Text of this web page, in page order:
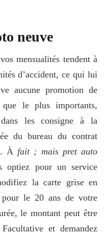
neuve
mensualités tendent à
d’accident, ce qui lui
aucune promotion de
le plus importants,
les consigne à la
du bureau du contrat
À fait ; mais pret auto
optiez pour un service
la carte grise en
le 20 ans de votre
le montant peut être
et demandez